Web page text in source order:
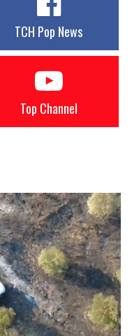
TCH Pop News
Top Channel